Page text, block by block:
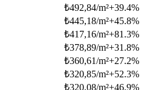
₺492,84/m²+39.4%
₺445,18/m²+45.8%
₺417,16/m²+81.3%
₺378,89/m²+31.8%
₺360,61/m²+27.2%
₺320,85/m²+52.3%
₺320,08/m²+46.9%